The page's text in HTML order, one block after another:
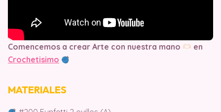
Comencemos a crear Arte con nuestra mano
en
Crochetisimo
MATERIALES